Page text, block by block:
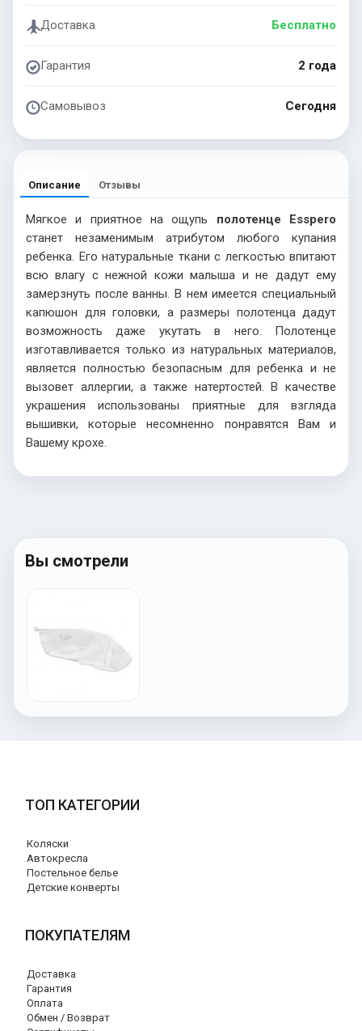
Доставка Бесплатно
Гарантия 2 года
Самовывоз Сегодня
Описание Отзывы
Мягкое и приятное на ощупь полотенце Esspero
станет незаменимым атрибутом любого купания
ребенка. Его натуральные ткани с легкостью впитают
всю влагу с нежной кожи малыша и не дадут ему
замерзнуть после ванны. В нем имеется специальный
капюшон для головки, а размеры полотенца дадут
возможность даже укутать в него. Полотенце
изготавливается только из натуральных материалов,
является полностью безопасным для ребенка и не
вызовет аллергии, а также натертостей. В качестве
украшения использованы приятные для взгляда
вышивки, которые несомненно понравятся Вам и
Вашему крохе.
Вы смотрели
ТОП КАТЕГОРИИ
Коляски
Автокресла
Постельное белье
Детские конверты
ПОКУПАТЕЛЯМ
Доставка
Гарантия
Оплата
Обмен / Возврат